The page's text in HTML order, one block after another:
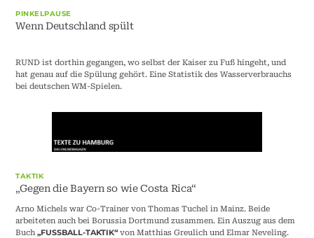
PINKELPAUSE
Wenn Deutschland spült
RUND ist dorthin gegangen, wo selbst der Kaiser zu Fuß hingeht, und
hat genau auf die Spülung gehört. Eine Statistik des Wasserverbrauchs
bei deutschen WM-Spielen.
TAKTIK
„Gegen die Bayern so wie Costa Rica“
Arno Michels war Co-Trainer von Thomas Tuchel in Mainz. Beide
arbeiteten auch bei Borussia Dortmund zusammen. Ein Auszug aus dem
Buch„FUSSBALL-TAKTIK“ von Matthias Greulich und Elmar Neveling.